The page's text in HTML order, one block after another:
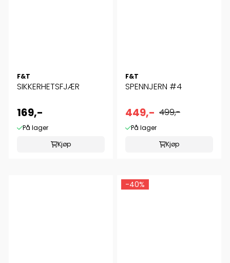
F&T
SIKKERHETSFJÆR
169,-
På lager
Kjøp
F&T
SPENNJERN #4
449,- 499,-
På lager
Kjøp
-40%